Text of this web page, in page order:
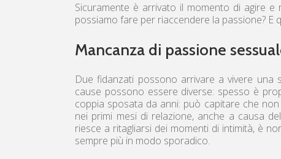
Sicuramente è arrivato il momento di agire
possiamo fare per riaccendere la passione? E
Mancanza di passione
Due fidanzati possono arrivare a vivere una
cause possono essere diverse: spesso è
coppia sposata da anni: può capitare che
nei primi mesi di relazione, anche a causa
riesce a ritagliarsi dei momenti di intimità, è
sempre più in modo sporadico.